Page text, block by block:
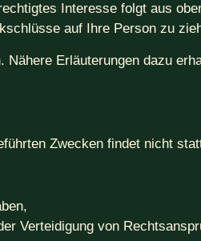
Interesse folgt aus
auf Ihre Person zu
Erläuterungen dazu
Zwecken findet nicht
Verteidigung von